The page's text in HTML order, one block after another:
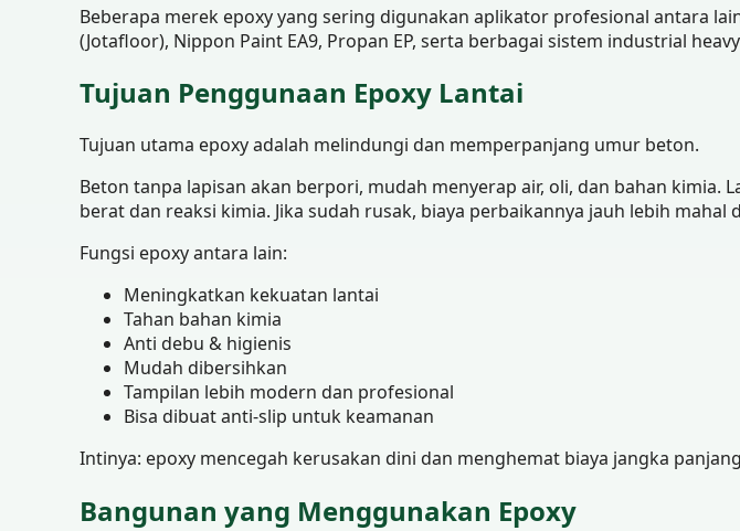
Beberapa merek epoxy yang sering digunakan aplikator profesional antara
(Jotafloor), Nippon Paint EA9, Propan EP, serta berbagai sistem industrial
Tujuan Penggunaan Epoxy Lantai
Tujuan utama epoxy adalah melindungi dan memperpanjang umur beton.
Beton tanpa lapisan akan berpori, mudah menyerap air, oli, dan bahan
berat dan reaksi kimia. Jika sudah rusak, biaya perbaikannya jauh lebih mahal
Fungsi epoxy antara lain:
Meningkatkan kekuatan lantai
Tahan bahan kimia
Anti debu & higienis
Mudah dibersihkan
Tampilan lebih modern dan profesional
Bisa dibuat anti-slip untuk keamanan
Intinya: epoxy mencegah kerusakan dini dan menghemat biaya jangka
Bangunan yang Menggunakan Epoxy